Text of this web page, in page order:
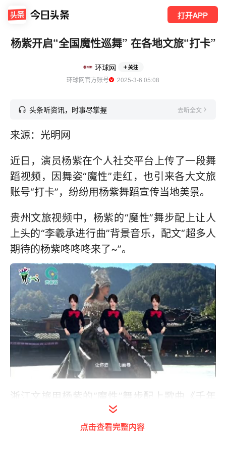
打开APP
杨紫开启“全国魔性巡舞” 在各地文旅“打卡”
环球网 关注
环球网官方账号
  2025-3-6 05:08
头条听资讯，时事尽掌握 去听全文
来源：光明网
近日，演员杨紫在个人社交平台上传了一段舞
蹈视频，因舞姿“魔性”走红，也引来各大文旅
账号“打卡”，纷纷用杨紫舞蹈宣传当地美景。
贵州文旅视频中，杨紫的“魔性”舞步配上让人
上头的“李羲承进行曲”背景音乐，配文“超多人
期待的杨紫咚咚咚来了~”。
浙江文旅用杨紫的“魔性”舞步配上歌曲《千年
等一回》，展示西湖美景，“对不起宝～杨紫
，这舞步和千年等一回的旋律太搭啦！”
点击查看完整内容